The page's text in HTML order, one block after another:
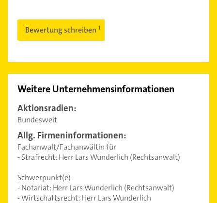
Bewertung schreiben
Weitere Unternehmensinformationen
Aktionsradien:
Bundesweit
Allg. Firmeninformationen:
Fachanwalt/Fachanwältin für
- Strafrecht: Herr Lars Wunderlich (Rechtsanwalt)
Schwerpunkt(e)
- Notariat: Herr Lars Wunderlich (Rechtsanwalt)
- Wirtschaftsrecht: Herr Lars Wunderlich